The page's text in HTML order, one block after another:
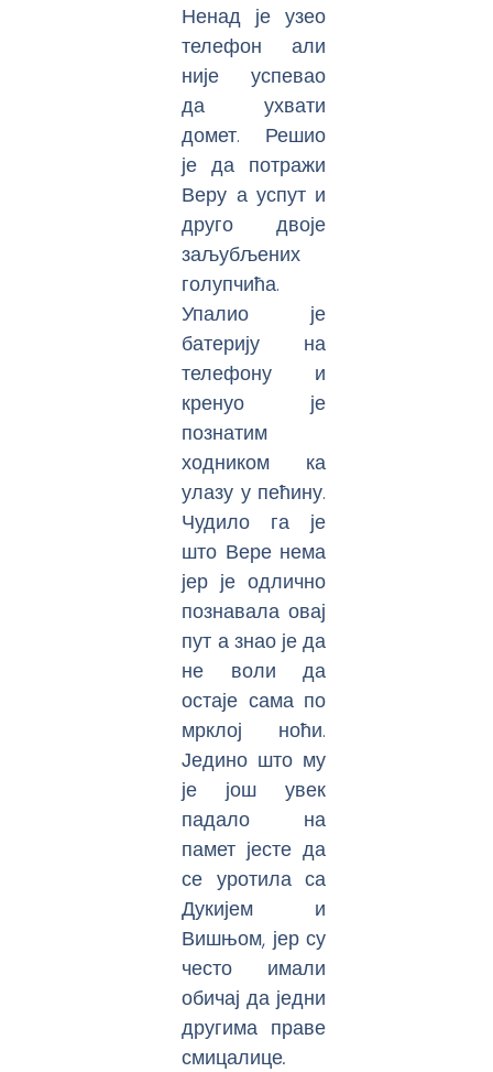
Ненад је узео
телефон али
није успевао
да ухвати
домет. Решио
је да потражи
Веру а успут и
друго двоје
заљубљених
голупчића.
Упалио је
батерију на
телефону и
кренуо је
познатим
ходником ка
улазу у пећину.
Чудило га је
што Вере нема
јер је одлично
познавала овај
пут а знао је да
не воли да
остаје сама по
мрклој ноћи.
Једино што му
је још увек
падало на
памет јесте да
се уротила са
Дукијем и
Вишњом, јер су
често имали
обичај да једни
другима праве
смицалице.